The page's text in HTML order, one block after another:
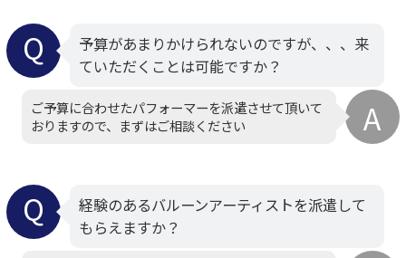
予算があまりかけられないのですが、、、来
ていただくことは可能ですか？
ご予算に合わせたパフォーマーを派遣させて頂いて
おりますので、まずはご相談ください
経験のあるバルーンアーティストを派遣して
もらえますか？